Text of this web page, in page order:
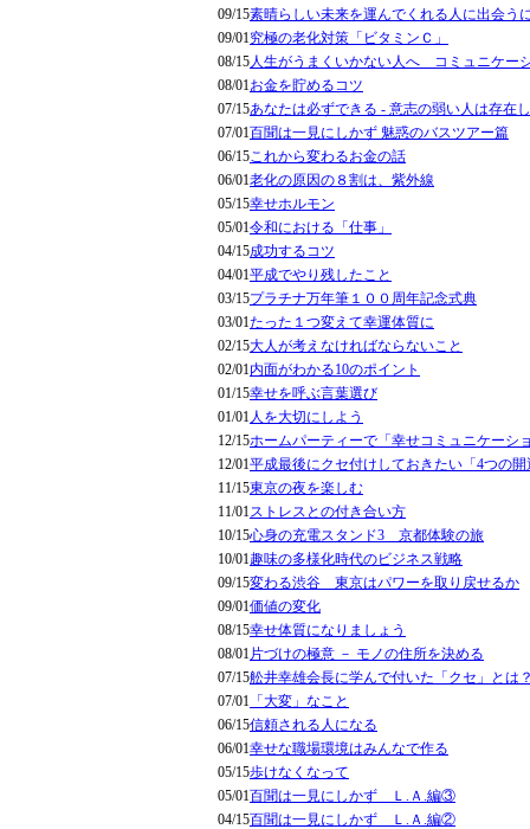
09/15素晴らしい未来を運んでくれる人に出会う
09/01究極の老化対策「ビタミンＣ」
08/15人生がうまくいかない人へ コミュニケー
08/01お金を貯めるコツ
07/15あなたは必ずできる - 意志の弱い人は存在
07/01百聞は一見にしかず 魅惑のバスツアー篇
06/15これから変わるお金の話
06/01老化の原因の８割は、紫外線
05/15幸せホルモン
05/01令和における「仕事」
04/15成功するコツ
04/01平成でやり残したこと
03/15プラチナ万年筆１００周年記念式典
03/01たった１つ変えて幸運体質に
02/15大人が考えなければならないこと
02/01内面がわかる10のポイント
01/15幸せを呼ぶ言葉選び
01/01人を大切にしよう
12/15ホームパーティーで「幸せコミュニケーシ
12/01平成最後にクセ付けしておきたい「4つの
11/15東京の夜を楽しむ
11/01ストレスとの付き合い方
10/15心身の充電スタンド3 京都体験の旅
10/01趣味の多様化時代のビジネス戦略
09/15変わる渋谷 東京はパワーを取り戻せるか
09/01価値の変化
08/15幸せ体質になりましょう
08/01片づけの極意 － モノの住所を決める
07/15舩井幸雄会長に学んで付いた「クセ」とは
07/01 「大変」なこと
06/15信頼される人になる
06/01幸せな職場環境はみんなで作る
05/15歩けなくなって
05/01百聞は一見にしかず Ｌ.Ａ.編③
04/15百聞は一見にしかず Ｌ.Ａ.編②